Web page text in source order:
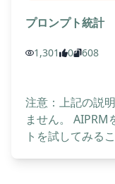
プロンプト統計
1,301 0 608
注意：上記の説
ません。
トを試してみる